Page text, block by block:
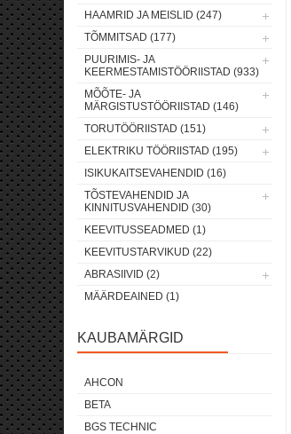
HAAMRID JA MEISLID (247)
TÕMMITSAD (177)
PUURIMIS- JA
KEERMESTAMISTÖÖRIISTAD (933)
MÕÕTE- JA
MÄRGISTUSTÖÖRIISTAD (146)
TORUTÖÖRIISTAD (151)
ELEKTRIKU TÖÖRIISTAD (195)
ISIKUKAITSEVAHENDID (16)
TÕSTEVAHENDID JA
KINNITUSVAHENDID (30)
KEEVITUSSEADMED (1)
KEEVITUSTARVIKUD (22)
ABRASIIVID (2)
MÄÄRDEAINED (1)
KAUBAMÄRGID
AHCON
BETA
BGS TECHNIC